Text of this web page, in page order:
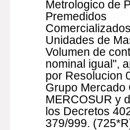
Metrologico de
Premedidos
Unidades de
Volumen de
nominal igual",
por Resolucion
Grupo Mercado
MERCOSUR y
los Decretos
379/999.